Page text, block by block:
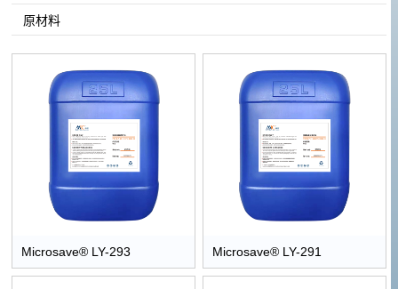
原材料
Microsave® LY-293 Microsave® LY-291